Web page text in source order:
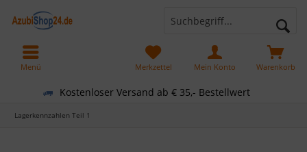
Kostenloser Versand ab € 35,- Bestellwert
Warenkorb
Merkzettel Mein Konto
Menü
Lagerkennzahlen Teil 1